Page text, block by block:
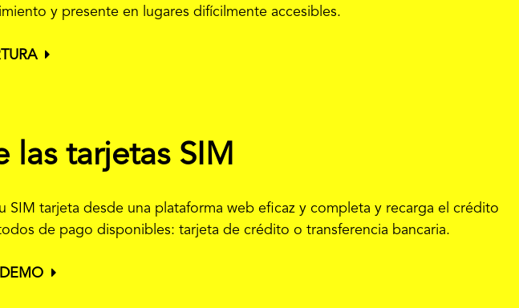
y presente en lugares difícilmente accesibles.
las tarjetas SIM
SIM tarjeta desde una plataforma web eficaz y completa y recarga el crédito
de pago disponibles: tarjeta de crédito o transferencia bancaria.